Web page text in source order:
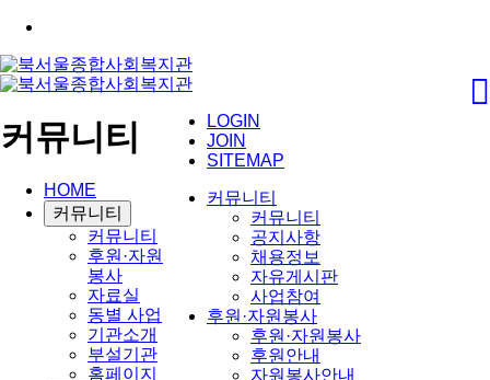
LOGIN
JOIN
SITEMAP
커뮤니티
커뮤니티
공지사항
채용정보
자유게시판
사업참여
후원·자원봉사
후원·자원봉사
후원안내
자원봉사안내
커뮤니티
HOME
커뮤니티
커뮤니티
후원·자원
봉사
자료실
동별 사업
기관소개
부설기관
홈페이지